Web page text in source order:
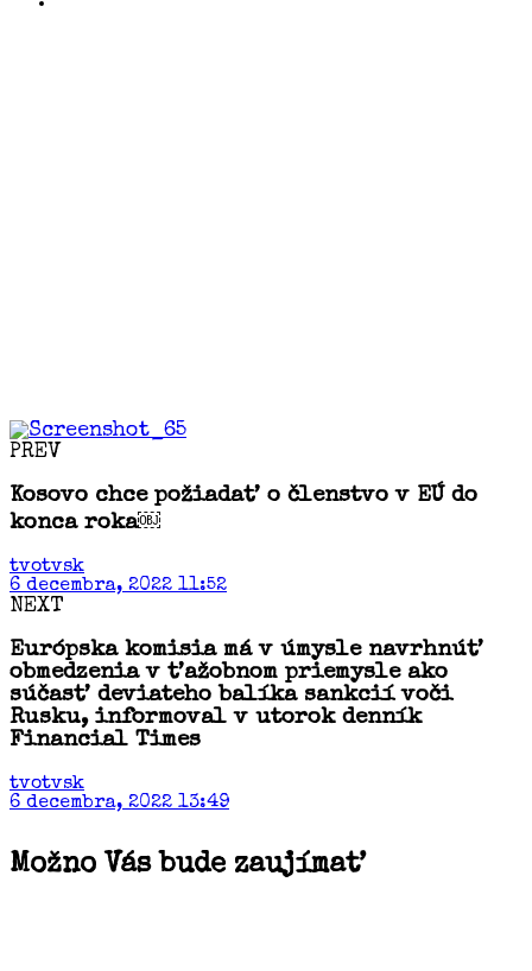
PREV
Kosovo chce požiadať o členstvo v EÚ do
konca roka￼
tvotvsk
6 decembra, 2022 11:52
NEXT
Európska komisia má v úmysle navrhnúť
obmedzenia v ťažobnom priemysle ako
súčasť deviateho balíka sankcií voči
Rusku, informoval v utorok denník
Financial Times
tvotvsk
6 decembra, 2022 13:49
Možno Vás bude zaujímať